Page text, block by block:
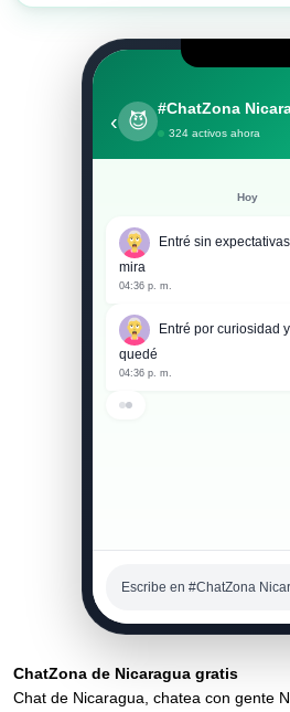
‹ 😈
#ChatZona
324 activos ahora
Hoy
Entré sin
mira
04:36 p. m.
Entré por curiosidad
quedé
04:36 p. m.
Escribe en #ChatZona
ChatZona de Nicaragua gratis
Chat de Nicaragua, chatea con gente